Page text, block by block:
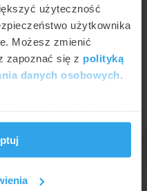
użyteczność
użytkownika
Możesz zmienić
zapoznać się z polityką
danych osobowych.
i
Informacje o tym, jak
partnerom
i analitycznym.
w innych miastach.